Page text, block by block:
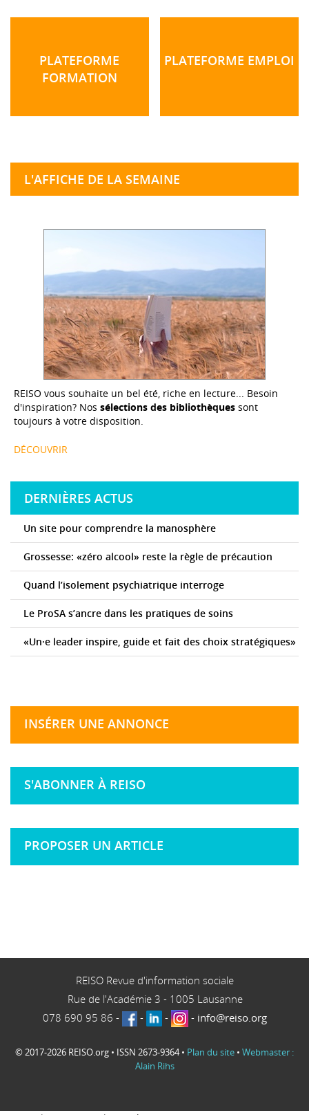
PLATEFORME
FORMATION
PLATEFORME EMPLOI
L'AFFICHE DE LA SEMAINE
REISO vous souhaite un bel été, riche en lecture... Besoin
d'inspiration? Nos sélections des bibliothèques sont
toujours à votre disposition.
DÉCOUVRIR
DERNIÈRES ACTUS
Un site pour comprendre la manosphère
Grossesse: «zéro alcool» reste la règle de précaution
Quand l’isolement psychiatrique interroge
Le ProSA s’ancre dans les pratiques de soins
«Un·e leader inspire, guide et fait des choix stratégiques»
INSÉRER UNE ANNONCE
S'ABONNER À REISO
PROPOSER UN ARTICLE
REISO Revue d'information sociale
Rue de l'Académie 3 - 1005 Lausanne
078 690 95 86 - - - - info@reiso.org
© 2017-2026 REISO.org • ISSN 2673-9364 • Plan du site • Webmaster :
Alain Rihs